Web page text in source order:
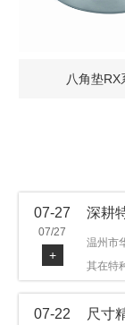
八角垫RX
07-27
07/27
+
深耕
温州市
其在特
品，可
07-22 尺寸